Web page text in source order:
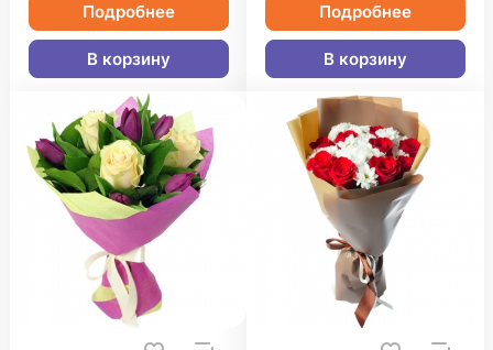
Подробнее
В корзину
Подробнее
В корзину